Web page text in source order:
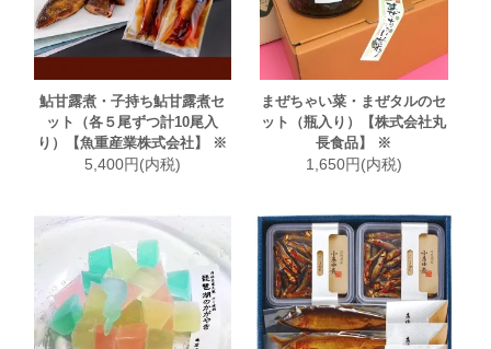
鮎甘露煮・子持ち鮎甘露煮セ
ット（各５尾ずつ計10尾入
り）【魚重産業株式会社】 ※
5,400円(内税)
まぜちゃい菜・まぜタルのセ
ット（瓶入り）【株式会社丸
長食品】 ※
1,650円(内税)